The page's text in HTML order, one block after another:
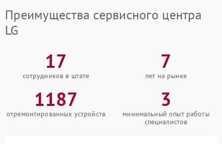
Преимущества сервисного центра
LG
17
сотрудников в штате
7
лет на рынке
1187
отремонтированных устройств
3
минимальный опыт работы
специалистов